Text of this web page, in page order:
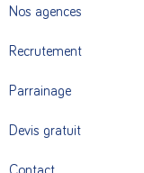
Nos agences
Recrutement
Parrainage
Devis gratuit